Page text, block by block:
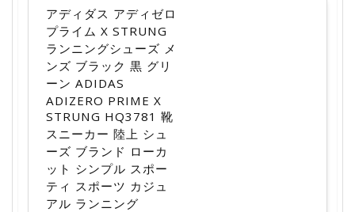
アディダス アディゼロ
プライム X STRUNG
ランニングシューズ メ
ンズ ブラック 黒 グリ
ーン ADIDAS
ADIZERO PRIME X
STRUNG HQ3781 靴
スニーカー 陸上 シュ
ーズ ブランド ローカ
ット シンプル スポー
ティ スポーツ カジュ
アル ランニング